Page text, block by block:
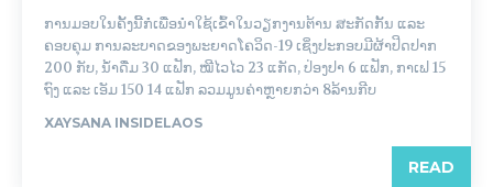
ການມອບໃນຄັ້ງນີ້ກໍ່ເພື່ອນຳໃຊ້ເຂົ້າໃນວຽກງານຕ້ານ ສະກັດກັ້ນ ແລະ
ຄອບຄຸມ ການລະບາດຂອງພະຍາດໂຄວິດ-19 ເຊິ່ງປະກອບມີຜ້າປິດປາກ
200 ກັບ, ນ້ຳດື່ມ 30 ແຟັກ, ໝີໄວໄວ 23 ແກັດ, ປ່ອງປາ 6 ແຟັກ, ກາເຟ 15
ຖົງ ແລະ ເອັມ 150 14 ແຟັກ ລວມມູນຄ່າຫຼາຍກວ່າ 8ລ້ານກີບ
XAYSANA INSIDELAOS
READ